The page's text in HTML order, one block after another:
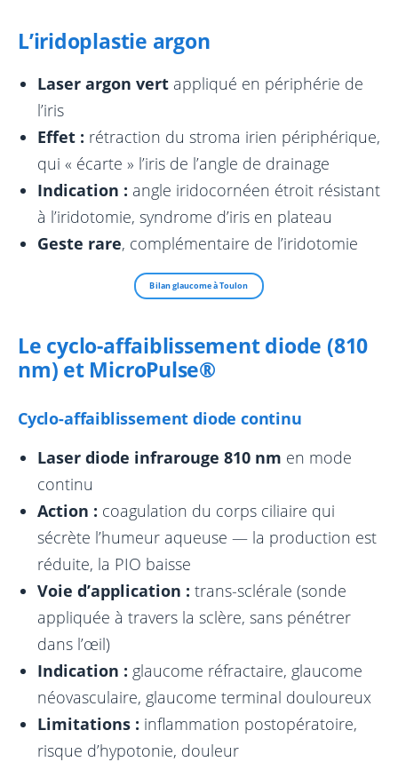
L’iridoplastie argon
Laser argon vert appliqué en périphérie de
l’iris
Effet : rétraction du stroma irien périphérique,
qui « écarte » l’iris de l’angle de drainage
Indication : angle iridocornéen étroit résistant
à l’iridotomie, syndrome d’iris en plateau
Geste rare, complémentaire de l’iridotomie
Bilan glaucome à Toulon
Le cyclo-affaiblissement diode (810
nm) et MicroPulse®
Cyclo-affaiblissement diode continu
Laser diode infrarouge 810 nm en mode
continu
Action : coagulation du corps ciliaire qui
sécrète l’humeur aqueuse — la production est
réduite, la PIO baisse
Voie d’application : trans-sclérale (sonde
appliquée à travers la sclère, sans pénétrer
dans l’œil)
Indication : glaucome réfractaire, glaucome
néovasculaire, glaucome terminal douloureux
Limitations : inflammation postopératoire,
risque d’hypotonie, douleur